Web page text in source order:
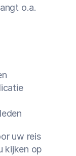
o.a.
uw reis
kijken op